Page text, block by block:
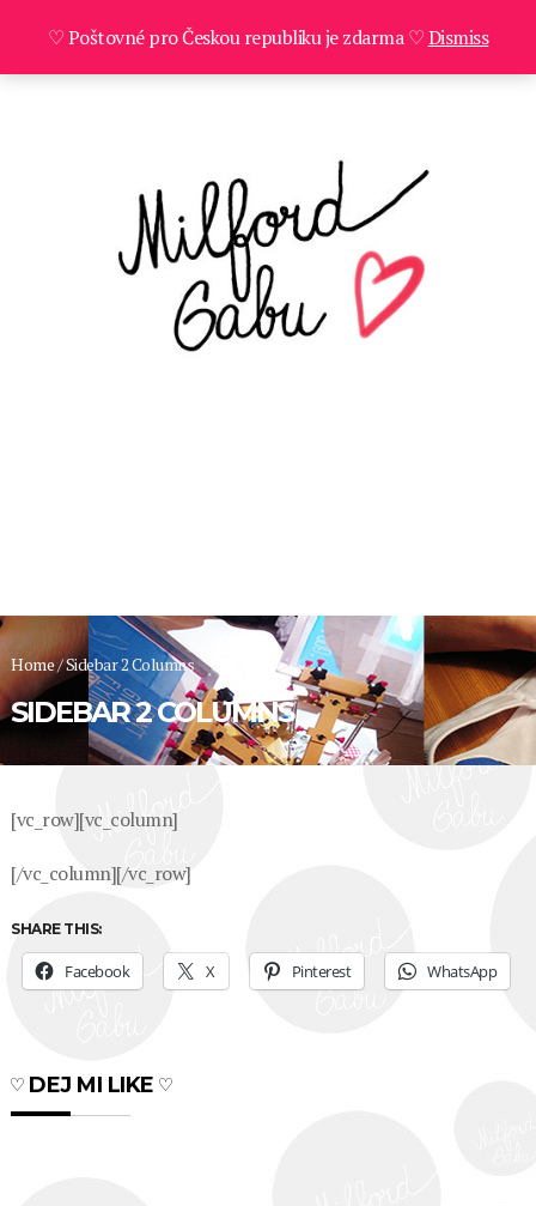
Home/Sidebar 2 Columns
SIDEBAR 2 COLUMNS
[vc_row][vc_column]
[/vc_column][/vc_row]
SHARE THIS:
Facebook X Pinterest WhatsApp
♡ DEJ MI LIKE ♡
♡ Poštovné pro Českou republiku je zdarma ♡Dismiss